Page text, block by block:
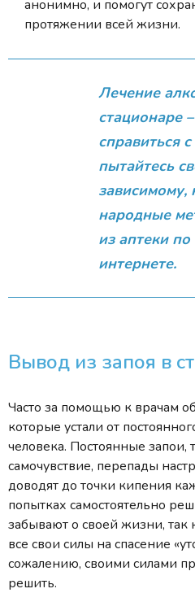
анонимно, и помогут
протяжении всей жизни.
Лечение
стационаре
справиться
пытайтесь
зависимому,
народные
из аптеки по
интернете.
Вывод из запоя в
Часто за помощью к врачам
которые устали от
человека. Постоянные запои,
самочувствие, перепады
доводят до точки кипения
попытках самостоятельно
забывают о своей жизни,
все свои силы на спасение
сожалению, своими силами
решить.